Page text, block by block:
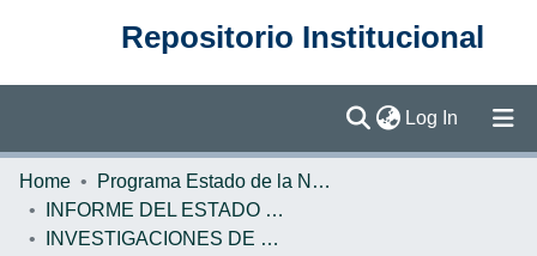
Repositorio Institucional
Log In (current)
Communities & Collections
Home
Programa Estado de la Nación (PEN)
INFORME DEL ESTADO DE LA NACION
INVESTIGACIONES DE BASE EN